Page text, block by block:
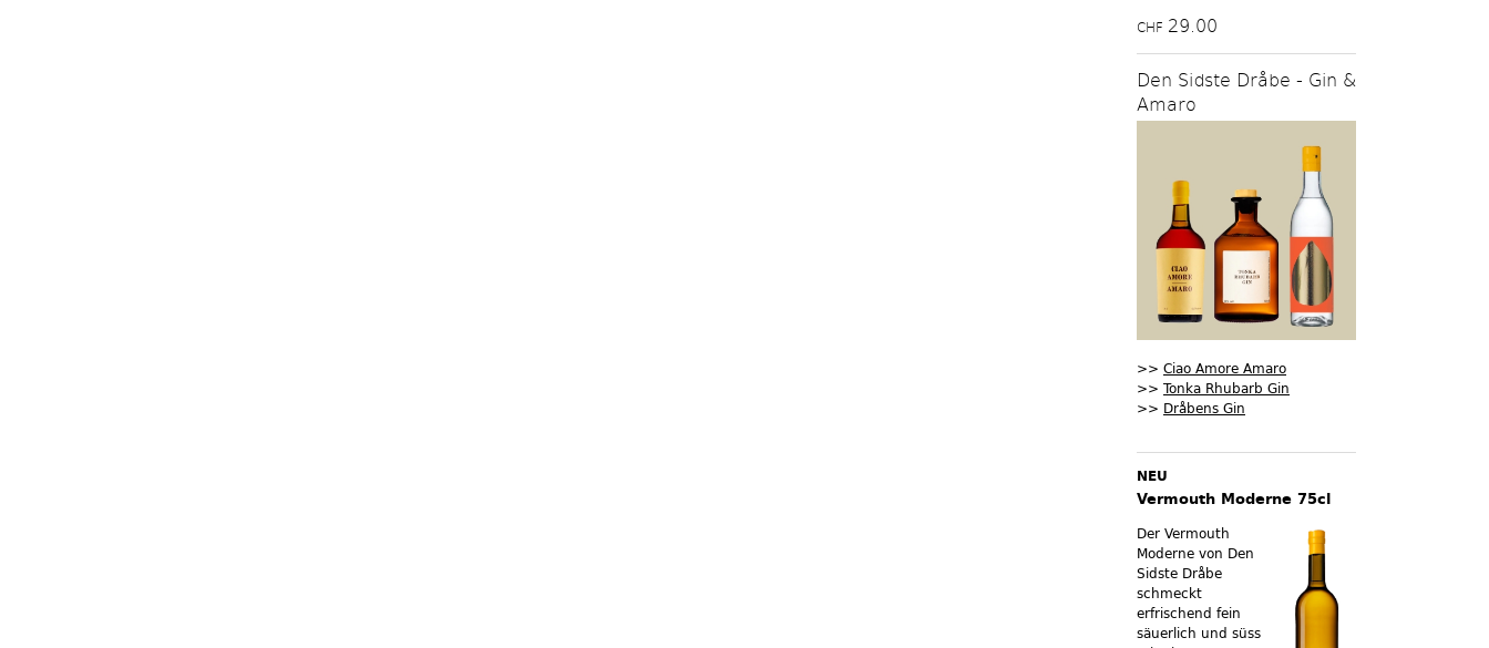
CHF 29.00
Den Sidste Dråbe - Gin &
Amaro
>> Ciao Amore Amaro
>> Tonka Rhubarb Gin
>> Dråbens Gin
NEU
Vermouth Moderne 75cl
Der Vermouth
Moderne von Den
Sidste Dråbe
schmeckt
erfrischend fein
säuerlich und süss